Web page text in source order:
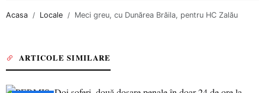
Acasa Locale Meci greu, cu Dunărea Brăila, pentru HC Zalău
ARTICOLE SIMILARE